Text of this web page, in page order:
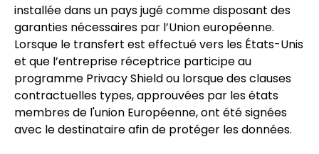
installée dans un pays jugé comme disposant des
garanties nécessaires par l’Union européenne.
Lorsque le transfert est effectué vers les États-Unis
et que l’entreprise réceptrice participe au
programme Privacy Shield ou lorsque des clauses
contractuelles types, approuvées par les états
membres de l'union Européenne, ont été signées
avec le destinataire afin de protéger les données.